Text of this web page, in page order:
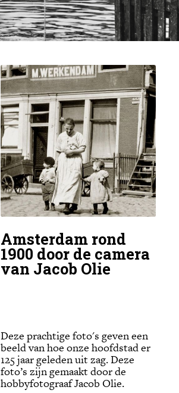
Amsterdam rond
1900 door de camera
van Jacob Olie
Deze prachtige foto's geven een
beeld van hoe onze hoofdstad er
125 jaar geleden uit zag. Deze
foto’s zijn gemaakt door de
hobbyfotograaf Jacob Olie.